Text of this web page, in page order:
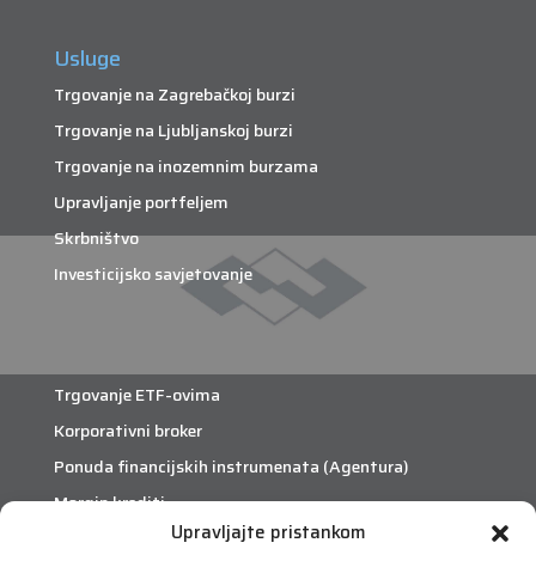
Upravljajte pristankom
Usluge
Trgovanje na Zagrebačkoj burzi
Trgovanje na Ljubljanskoj burzi
Trgovanje na inozemnim burzama
Upravljanje portfeljem
Skrbništvo
Investicijsko savjetovanje
Trgovanje ETF-ovima
Korporativni broker
Ponuda financijskih instrumenata (Agentura)
Margin krediti